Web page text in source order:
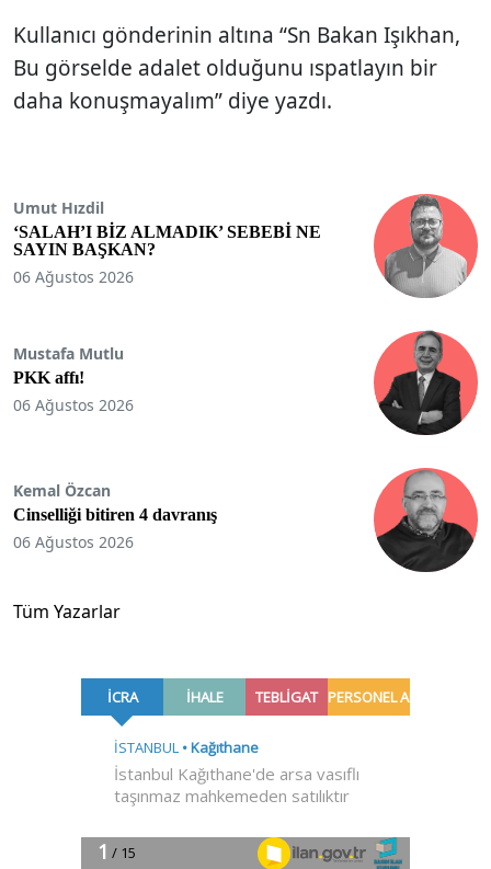
Kullanıcı gönderinin altına “Sn Bakan Işıkhan,
Bu görselde adalet olduğunu ıspatlayın bir
daha konuşmayalım” diye yazdı.
Umut Hızdil
‘SALAH’I BİZ ALMADIK’ SEBEBİ NE
SAYIN BAŞKAN?
06 Ağustos 2026
Mustafa Mutlu
PKK affı!
06 Ağustos 2026
Kemal Özcan
Cinselliği bitiren 4 davranış
06 Ağustos 2026
Tüm Yazarlar